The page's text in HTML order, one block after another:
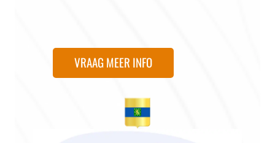
VRAAG MEER INFO